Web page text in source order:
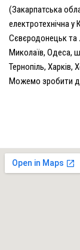
(Закарпатська
електротехнічна у
Сєвєродонецьк та
Миколаїв, Одеса,
Тернопіль, Харків,
Можемо зробити